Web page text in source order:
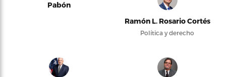
Pabón
Ramón L. Rosario Cortés
Política y derecho